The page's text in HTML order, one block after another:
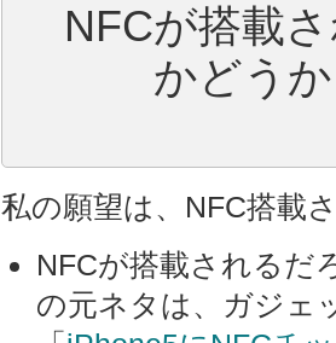
NFCが搭載
かどう
私の願望は、NFC搭載
NFCが搭載されるだ
の元ネタは、ガジェ